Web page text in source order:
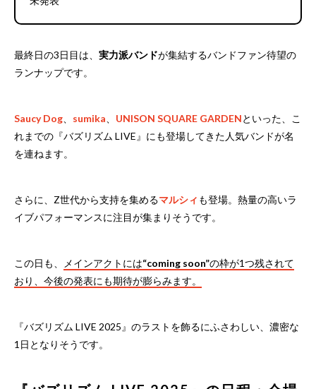
最終日の3日目は、 実力派バンドが集結するバンドファン待望の
ランナップです。
Saucy Dog sumika UNISON SQUARE GARDENといった、こ
れまでの『バズリズム LIVE』にも登場してきた人気バンドが名
を連ねます。
さらに、Z世代から支持を集めるマルシィ も登場。熱量の高いラ
イブパフォーマンスに注目が集まりそうです。
この日も、 メインアクトには“coming soon”の枠が1つ残されて
おり、今後の発表にも期待が膨らみます。
『バズリズム LIVE 2025』のラストを飾るにふさわしい、濃密な
1日となりそうです。